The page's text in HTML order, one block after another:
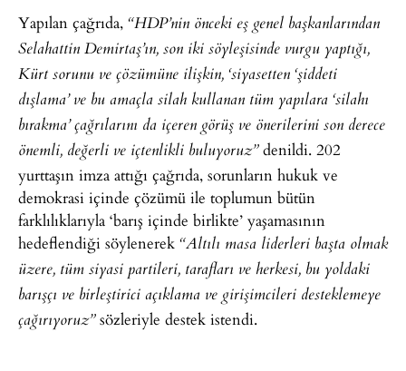
Yapılan çağrıda, “HDP’nin önceki eş genel başkanlarından
Selahattin Demirtaş’ın, son iki söyleşisinde vurgu yaptığı,
Kürt sorunu ve çözümüne ilişkin, ‘siyasetten ‘şiddeti
dışlama’ ve bu amaçla silah kullanan tüm yapılara ‘silahı
bırakma’ çağrılarını da içeren görüş ve önerilerini son derece
önemli, değerli ve içtenlikli buluyoruz”denildi. 202
yurttaşın imza attığı çağrıda, sorunların hukuk ve
demokrasi içinde çözümü ile toplumun bütün
farklılıklarıyla ‘barış içinde birlikte’ yaşamasının
hedeflendiği söylenerek “Altılı masa liderleri başta olmak
üzere, tüm siyasi partileri, tarafları ve herkesi, bu yoldaki
barışçı ve birleştirici açıklama ve girişimcileri desteklemeye
çağırıyoruz”sözleriyle destek istendi.